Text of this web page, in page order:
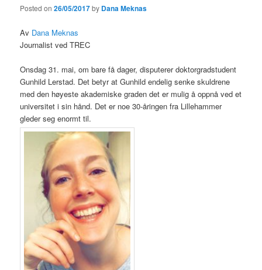
Posted on26/05/2017by Dana Meknas
Av Dana Meknas
Journalist ved TREC
Onsdag 31. mai, om bare få dager, disputerer doktorgradstudent
Gunhild Lerstad. Det betyr at Gunhild endelig senke skuldrene
med den høyeste akademiske graden det er mulig å oppnå ved et
universitet i sin hånd. Det er noe 30-åringen fra Lillehammer
gleder seg enormt til.